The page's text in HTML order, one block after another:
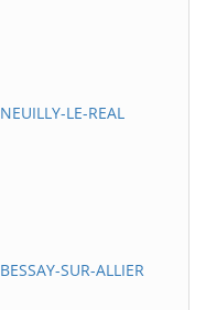
LE-REAL
SUR-ALLIER